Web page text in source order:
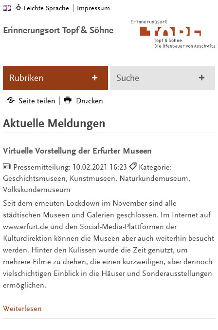
Leichte Sprache Impressum
Erinnerungsort Topf & Söhne
Rubriken Suche
Seite teilen Drucken
Aktuelle Meldungen
Virtuelle Vorstellung der Erfurter Museen
Pressemitteilung: 10.02.2021 16:23
Kategorie:
Geschichtsmuseen, Kunstmuseen, Naturkundemuseum,
Volkskundemuseum
Seit dem erneuten Lockdown im November sind alle
städtischen Museen und Galerien geschlossen. Im Internet auf
www.erfurt.de und den Social-Media-Plattformen der
Kulturdirektion können die Museen aber auch weiterhin besucht
werden. Hinter den Kulissen wurde die Zeit genutzt, um
mehrere Filme zu drehen, die einen kurzweiligen, aber dennoch
vielschichtigen Einblick in die Häuser und Sonderausstellungen
ermöglichen.
Weiterlesen